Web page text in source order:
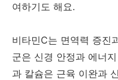
여하기도 해요.
비타민C는 면역력 증진
군은 신경 안정과 에너
과 칼슘은 근육 이완과